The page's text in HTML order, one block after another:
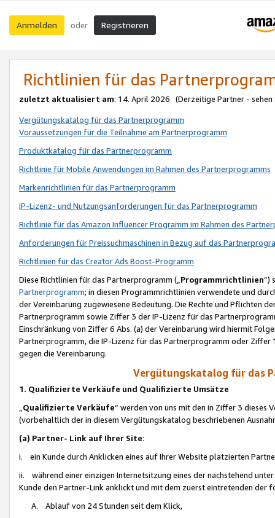
Anmelden oder Registrieren
Richtlinien für das
zuletzt aktualisiert am: 14. April 2026 (Derzeitige Partner - sehen
Vergütungskatalog für das Partnerprogramm
Voraussetzungen für die Teilnahme am Partnerprogramm
Produktkatalog für das Partnerprogramm
Richtlinie für Mobile Anwendungen im Rahmen des Partnerprogramms
Markenrichtlinien für das Partnerprogramm
IP-Lizenz- und Nutzungsanforderungen für das Partnerprogramm
Richtlinie für das Amazon Influencer Programm im Rahmen des
Anforderungen für Preissuchmaschinen in Bezug auf das
Richtlinien für das Creator Ads Boost-Programm
Diese Richtlinien für das Partnerprogramm („Programmrichtlinien“)
Partnerprogramm; in diesen Programmrichtlinien verwendete und
der Vereinbarung zugewiesene Bedeutung. Die Rechte und Pflichten
Partnerprogramm sowie Ziffer 3 der IP-Lizenz für das
Einschränkung von Ziffer 6 Abs. (a) der Vereinbarung wird hiermit
Partnerprogramm, die IP-Lizenz für das Partnerprogramm oder
gegen die Vereinbarung.
Vergütungskatalog für das
1. Qualifizierte Verkäufe und Qualifizierte Umsätze
Qualifizierte Verkäufe“ werden von uns mit den in Ziffer 3
(vorbehaltlich der in diesem Vergütungskatalog beschriebenen
(a) Partner- Link auf Ihrer Site:
i. ein Kunde durch Anklicken eines auf Ihrer Website platzierten
ii. während einer einzigen Internetsitzung eines der nachstehend
Kunde den Partner-Link anklickt und mit dem zuerst eintretenden der
A. Ablauf von 24 Stunden seit dem Klick,